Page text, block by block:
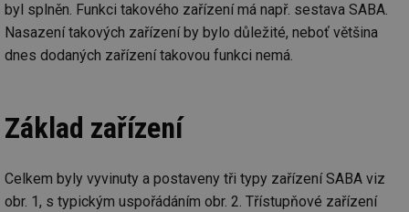
byl splněn. Funkci takového zařízení má např. sestava SABA.
Nasazení takových zařízení by bylo důležité, neboť většina
dnes dodaných zařízení takovou funkci nemá.
Základ zařízení
Celkem byly vyvinuty a postaveny tři typy zařízení SABA viz
obr. 1, s typickým uspořádáním obr. 2. Třístupňové zařízení